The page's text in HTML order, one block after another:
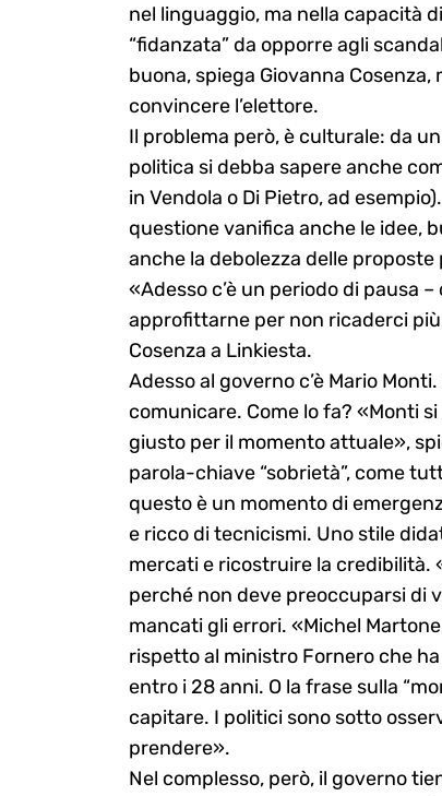
nel linguaggio, ma nella capacità
“fidanzata” da opporre agli
buona, spiega Giovanna
convincere l’elettore.
Il problema però, è culturale: da
politica si debba sapere anche
in Vendola o Di Pietro, ad
questione vanifica anche le idee,
anche la debolezza delle
«Adesso c’è un periodo di pausa
approfittarne per non ricaderci
Cosenza a Linkiesta.
Adesso al governo c’è Mario
comunicare. Come lo fa? «Monti
giusto per il momento attuale»,
parola-chiave “sobrietà”, come
questo è un momento di
e ricco di tecnicismi. Uno stile
mercati e ricostruire la credibilità.
perché non deve preoccuparsi di
mancati gli errori. «Michel
rispetto al ministro Fornero che
entro i 28 anni. O la frase sulla
capitare. I politici sono sotto
prendere».
Nel complesso, però, il governo
Search
for: